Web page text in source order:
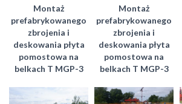
Montaż
prefabrykowanego
zbrojenia i
deskowania płyta
pomostowa na
belkach T MGP-3
Montaż
prefabrykowanego
zbrojenia i
deskowania płyta
pomostowa na
belkach T MGP-3